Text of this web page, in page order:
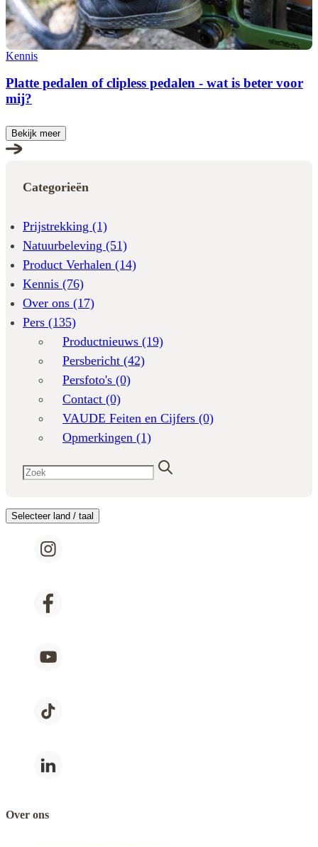
Kennis
Platte pedalen of clipless pedalen - wat is beter voor
mij?
Bekijk meer
Categorieën
Prijstrekking (1)
Natuurbeleving (51)
Product Verhalen (14)
Kennis (76)
Over ons (17)
Pers (135)
Productnieuws (19)
Persbericht (42)
Persfoto's (0)
Contact (0)
VAUDE Feiten en Cijfers (0)
Opmerkingen (1)
Selecteer land / taal
Over ons